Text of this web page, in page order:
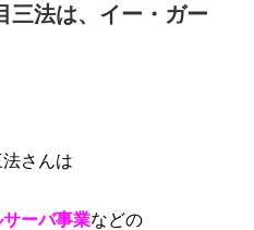
三法は、イー・ガー
さんは
ーバ事業などの